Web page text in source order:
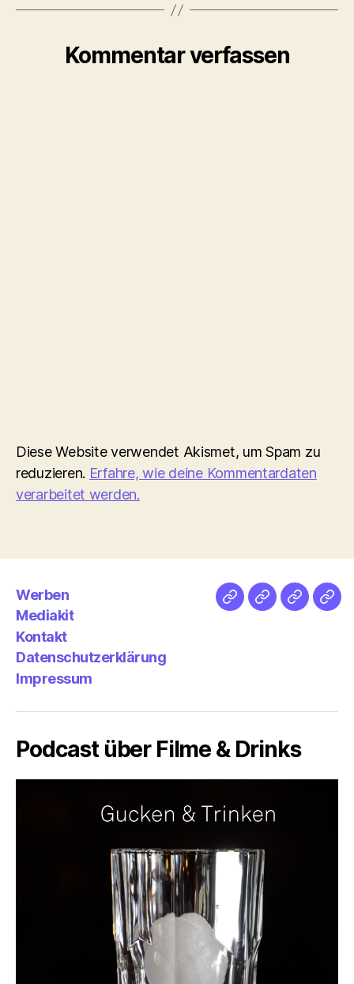
Kommentar verfassen
Diese Website verwendet Akismet, um Spam zu
reduzieren. Erfahre, wie deine Kommentardaten
verarbeitet werden.
Werben
Mediakit
Kontakt
Datenschutzerklärung
Impressum
NetzMedien
Podcast über Filme & Drinks